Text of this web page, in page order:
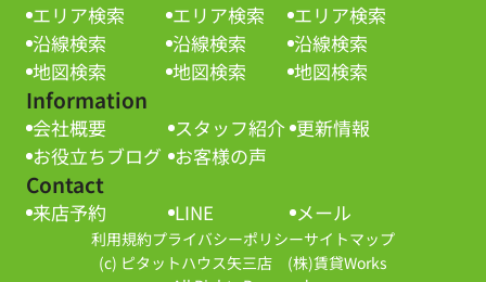
エリア検索
沿線検索
地図検索
エリア検索
沿線検索
地図検索
エリア検索
沿線検索
地図検索
Information
会社概要 スタッフ紹介 更新情報
お役立ちブログ お客様の声
Contact
来店予約 LINE メール
利用規約プライバシーポリシーサイトマップ
(c) ピタットハウス矢三店 (株)賃貸Works